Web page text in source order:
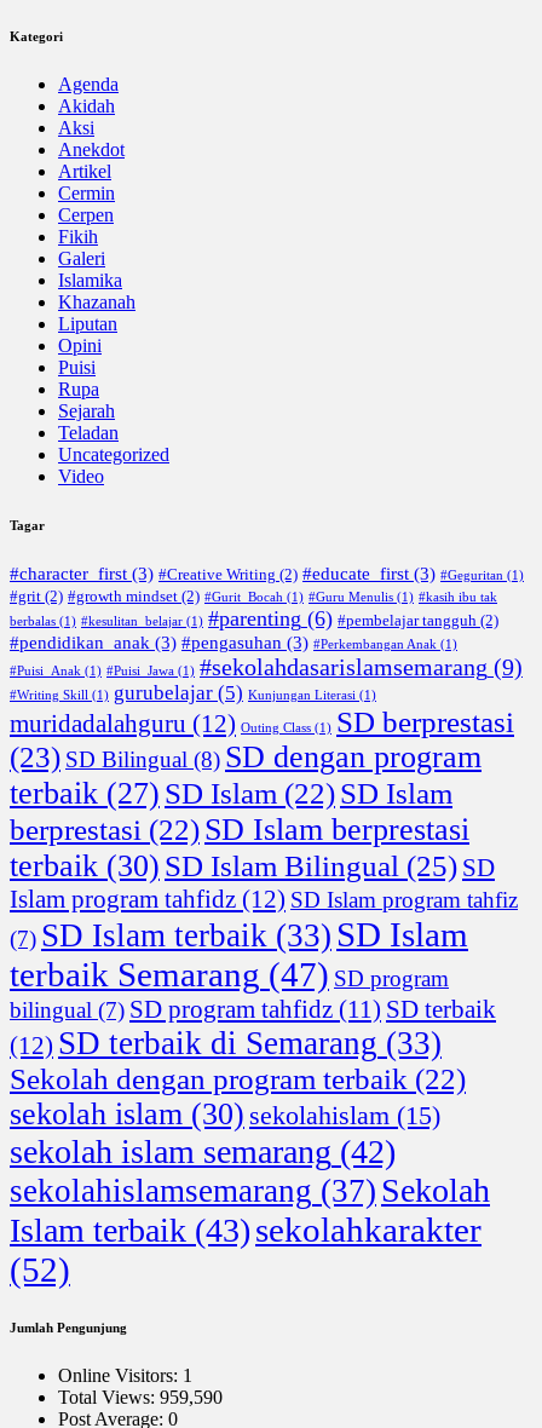
Kategori
Agenda
Akidah
Aksi
Anekdot
Artikel
Cermin
Cerpen
Fikih
Galeri
Islamika
Khazanah
Liputan
Opini
Puisi
Rupa
Sejarah
Teladan
Uncategorized
Video
Tagar
#character_first (3) #Creative Writing (2) #educate_first (3) #Geguritan (1)
#grit (2) #growth mindset (2) #Gurit_Bocah (1) #Guru Menulis (1) #kasih ibu tak
berbalas (1) #kesulitan_belajar (1) #parenting (6) #pembelajar tangguh (2)
#pendidikan_anak (3) #pengasuhan (3) #Perkembangan Anak (1)
#Puisi_Anak (1) #Puisi_Jawa (1) #sekolahdasarislamsemarang (9)
#Writing Skill (1) gurubelajar (5) Kunjungan Literasi (1)
muridadalahguru (12) Outing Class (1) SD berprestasi
(23) SD Bilingual (8) SD dengan program
terbaik (27) SD Islam (22)SD Islam
berprestasi (22)SD Islam berprestasi
terbaik (30) SD Islam Bilingual (25) SD
Islam program tahfidz (12) SD Islam program tahfiz
(7) SD Islam terbaik (33) SD Islam
terbaik Semarang (47) SD program
bilingual (7) SD program tahfidz (11) SD terbaik
(12) SD terbaik di Semarang (33)
Sekolah dengan program terbaik (22)
sekolah islam (30) sekolahislam (15)
sekolah islam semarang (42)
sekolahislamsemarang (37) Sekolah
Islam terbaik (43)sekolahkarakter
(52)
Jumlah Pengunjung
Online Visitors: 1
Total Views: 959,590
Post Average: 0